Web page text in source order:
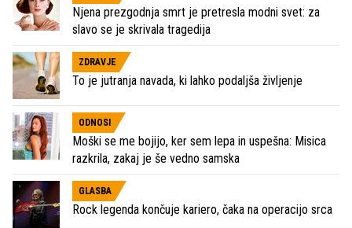
Njena prezgodnja smrt je pretresla modni svet: za
slavo se je skrivala tragedija
ZDRAVJE
To je jutranja navada, ki lahko podaljša življenje
ODNOSI
Moški se me bojijo, ker sem lepa in uspešna: Misica
razkrila, zakaj je še vedno samska
GLASBA
Rock legenda končuje kariero, čaka na operacijo srca